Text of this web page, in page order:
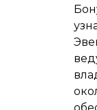
Благодаря
раскачал в
и
авто/
ремонт в